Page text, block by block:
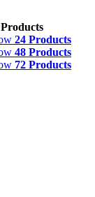
24 Products
48 Products
72 Products